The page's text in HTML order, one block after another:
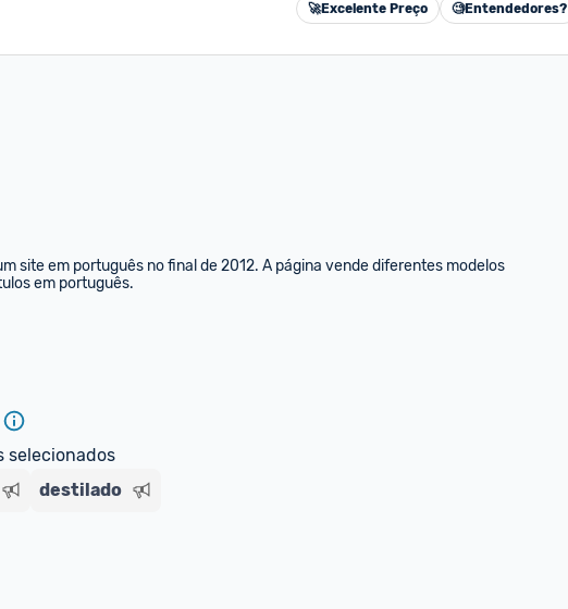
🚀Excelente Preço 🧐Entendedores?
site em português no final de 2012. A página vende diferentes modelos
em português.
selecionados
destilado